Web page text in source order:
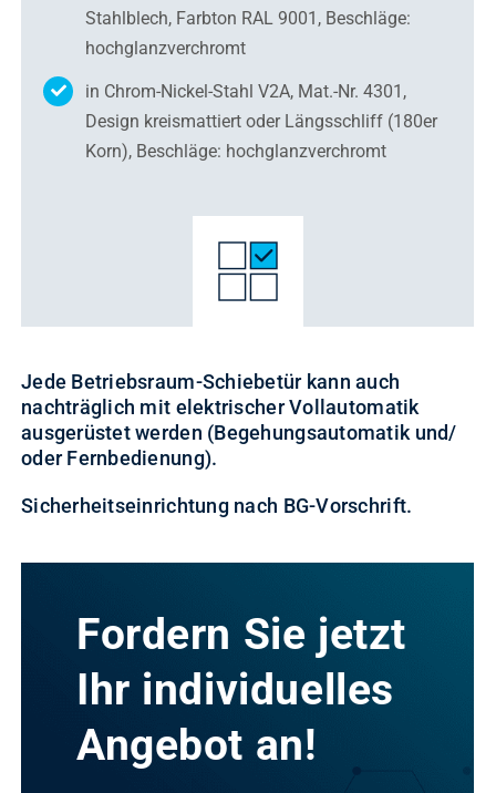
Stahlblech, Farbton RAL 9001, Beschläge:
hochglanzverchromt
in Chrom-Nickel-Stahl V2A, Mat.-Nr. 4301,
Design kreismattiert oder Längsschliff (180er
Korn), Beschläge: hochglanzverchromt
Jede Betriebsraum-Schiebetür kann auch
nachträglich mit elektrischerVollautomatik
ausgerüstet werden (Begehungsautomatik und/
oder Fernbedienung).
Sicherheitseinrichtung nach BG-Vorschrift.
Fordern Sie jetzt
Ihr individuelles
Angebot an!